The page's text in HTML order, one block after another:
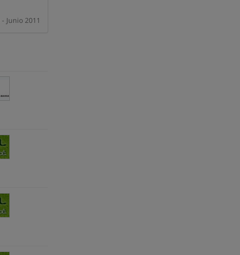
- Junio 2011